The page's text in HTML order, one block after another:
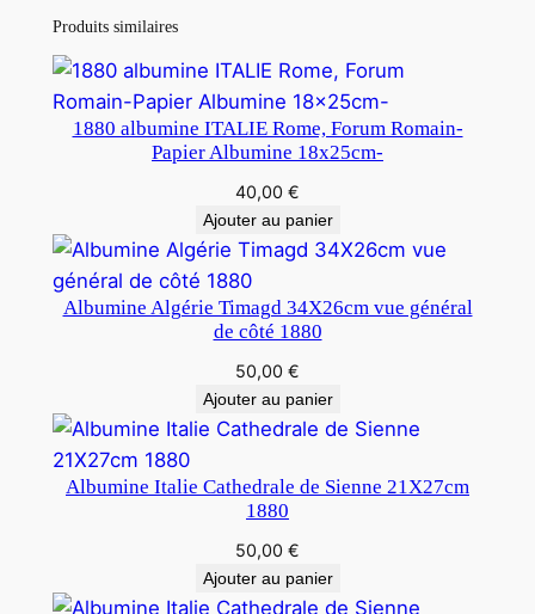
Produits similaires
1880 albumine ITALIE Rome, Forum Romain-
Papier Albumine 18x25cm-
40,00 €
Ajouter au panier
Albumine Algérie Timagd 34X26cm vue général
de côté 1880
50,00 €
Ajouter au panier
Albumine Italie Cathedrale de Sienne 21X27cm
1880
50,00 €
Ajouter au panier